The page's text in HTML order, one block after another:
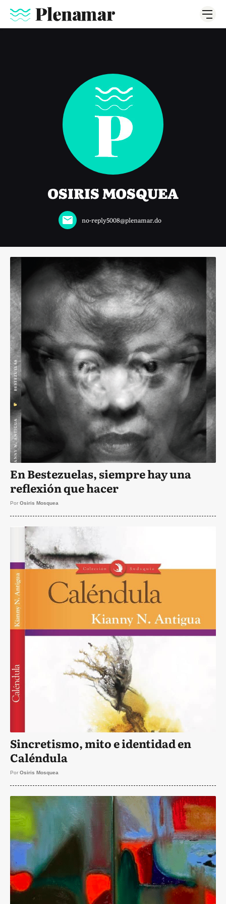
OSIRIS MOSQUEA
no-reply5008@plenamar.do
En Bestezuelas, siempre hay una
reflexión que hacer
Por Osiris Mosquea
Sincretismo, mito e identidad en
Caléndula
Por Osiris Mosquea